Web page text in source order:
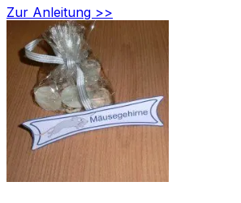
Zur Anleitung >>